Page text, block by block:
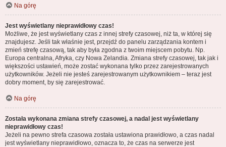
Na górę
Jest wyświetlany nieprawidłowy czas!
Możliwe, że jest wyświetlany czas z innej strefy czasowej, niż ta, w której się
znajdujesz. Jeśli tak właśnie jest, przejdź do panelu zarządzania kontem i
zmień strefę czasową, tak aby była zgodna z twoim miejscem pobytu. Np.
Europa centralna, Afryka, czy Nowa Zelandia. Zmiana strefy czasowej, tak jak i
większości ustawień, może zostać wykonana tylko przez zarejestrowanych
użytkowników. Jeżeli nie jesteś zarejestrowanym użytkownikiem – teraz jest
dobry moment, by się zarejestrować.
Na górę
Została wykonana zmiana strefy czasowej, a nadal jest wyświetlany
nieprawidłowy czas!
Jeżeli na pewno strefa czasowa została ustawiona prawidłowo, a czas nadal
jest wyświetlany nieprawidłowo, oznacza to, że czas na serwerze jest